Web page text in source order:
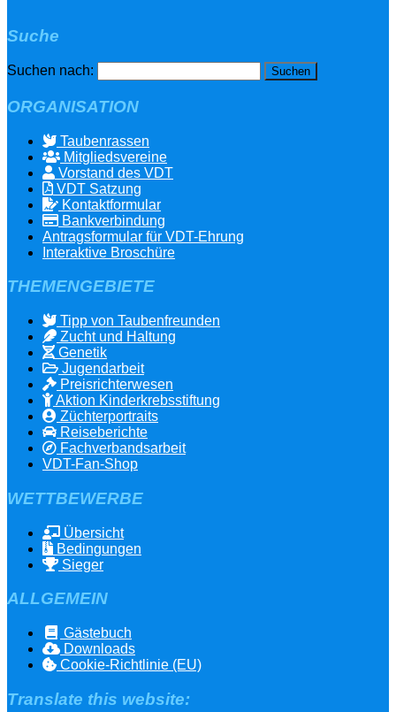
Suche
Suchen nach:
ORGANISATION
Taubenrassen
Mitgliedsvereine
Vorstand des VDT
VDT Satzung
Kontaktformular
Bankverbindung
Antragsformular für VDT-Ehrung
Interaktive Broschüre
THEMENGEBIETE
Tipp von Taubenfreunden
Zucht und Haltung
Genetik
Jugendarbeit
Preisrichterwesen
Aktion Kinderkrebsstiftung
Züchterportraits
Reiseberichte
Fachverbandsarbeit
VDT-Fan-Shop
WETTBEWERBE
Übersicht
Bedingungen
Sieger
ALLGEMEIN
Gästebuch
Downloads
Cookie-Richtlinie (EU)
Translate this website: